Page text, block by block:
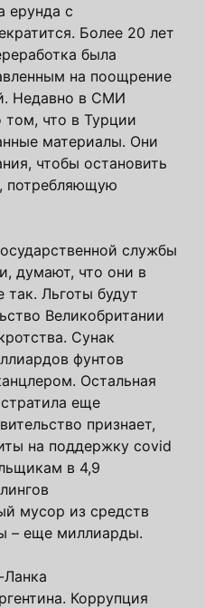
ерунда с
Более 20 лет
была
на поощрение
Недавно в СМИ
что в Турции
материалы. Они
чтобы остановить
потребляющую
службы
думают, что они в
так. Льготы будут
Великобритании
Сунак
фунтов
Остальная
еще
признает,
на поддержку covid
в 4,9
мусор из средств
– еще миллиарды.
Коррупция